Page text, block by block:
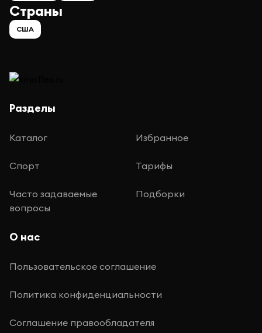
Страны
США
Разделы
Каталог Избранное
Спорт Тарифы
Часто задаваемые
вопросы
Подборки
О нас
Пользовательское соглашение
Политика конфиденциальности
Соглашение правообладателя